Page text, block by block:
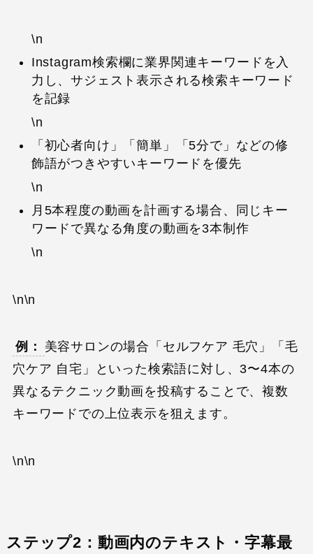
\n
Instagram検索欄に業界関連キーワードを入
力し、サジェスト表示される検索キーワード
を記録
\n
「初心者向け」「簡単」「5分で」などの修
飾語がつきやすいキーワードを優先
\n
月5本程度の動画を計画する場合、同じキー
ワードで異なる角度の動画を3本制作
\n
\n\n
例：
美容サロンの場合「セルフケア 毛穴」「毛
穴ケア 自宅」といった検索語に対し、3〜4本の
異なるテクニック動画を投稿することで、複数
キーワードでの上位表示を狙えます。
\n\n
ステップ2：動画内のテキスト・字幕最